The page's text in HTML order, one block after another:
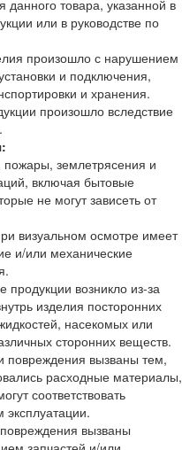
товара, указанной в
или в руководстве по
произошло с нарушением
и подключения,
и хранения.
произошло вследствие
пожары, землетрясения и
включая бытовые
не могут зависеть от
визуальном осмотре имеет
и/или механические
продукции возникло из-за
изделия посторонних
насекомых или
сторонних веществ.
повреждения вызваны тем,
расходные материалы,
соответствовать
эксплуатации.
вызваны